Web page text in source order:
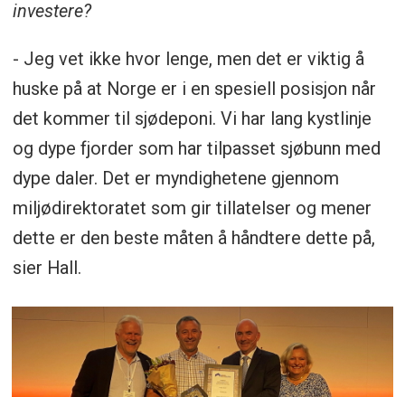
investere?
- Jeg vet ikke hvor lenge, men det er viktig å
huske på at Norge er i en spesiell posisjon når
det kommer til sjødeponi. Vi har lang kystlinje
og dype fjorder som har tilpasset sjøbunn med
dype daler. Det er myndighetene gjennom
miljødirektoratet som gir tillatelser og mener
dette er den beste måten å håndtere dette på,
sier Hall.